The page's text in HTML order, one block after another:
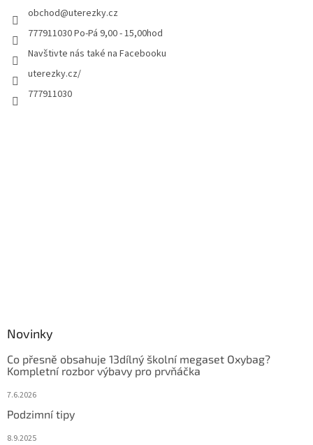
obchod@uterezky.cz
777911030 Po-Pá 9,00 - 15,00hod
Navštivte nás také na Facebooku
uterezky.cz/
777911030
Novinky
Co přesně obsahuje 13dílný školní megaset Oxybag?
Kompletní rozbor výbavy pro prvňáčka
7.6.2026
Podzimní tipy
8.9.2025